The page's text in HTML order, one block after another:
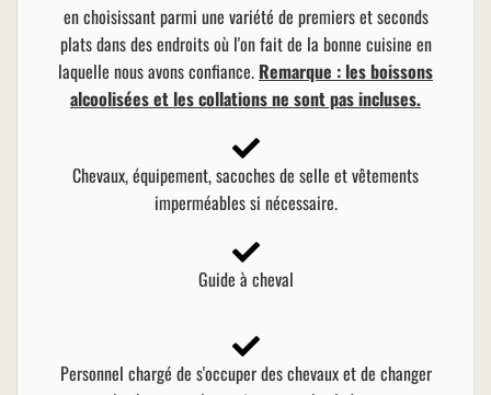
en choisissant parmi une variété de premiers et seconds
plats dans des endroits où l'on fait de la bonne cuisine en
laquelle nous avons confiance. Remarque : les boissons
alcoolisées et les collations ne sont pas incluses.
Chevaux, équipement, sacoches de selle et vêtements
imperméables si nécessaire.
Guide à cheval
Personnel chargé de s'occuper des chevaux et de changer